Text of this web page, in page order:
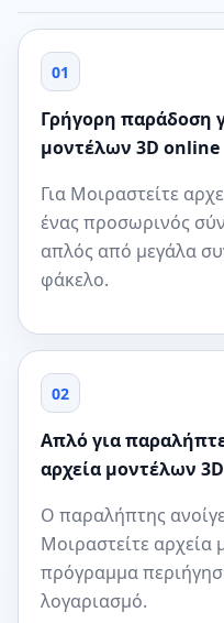
01
Γρήγορη παράδοση
μοντέλων 3D online
Για Μοιραστείτε
ένας προσωρινός
απλός από μεγάλα
φάκελο.
02
Απλό για
αρχεία μοντέλων
Ο παραλήπτης
Μοιραστείτε
πρόγραμμα
λογαριασμό.